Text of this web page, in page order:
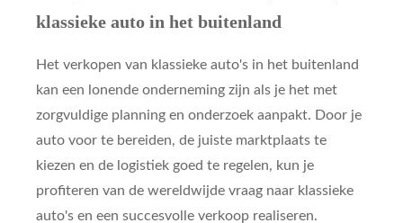
klassieke auto in het buitenland
Het verkopen van klassieke auto's in het buitenland
kan een lonende onderneming zijn als je het met
zorgvuldige planning en onderzoek aanpakt. Door je
auto voor te bereiden, de juiste marktplaats te
kiezen en de logistiek goed te regelen, kun je
profiteren van de wereldwijde vraag naar klassieke
auto's en een succesvolle verkoop realiseren.